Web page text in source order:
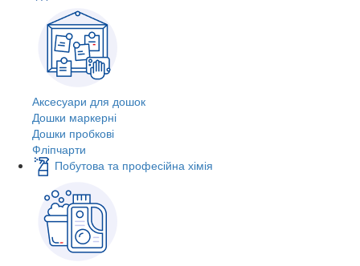
Аксесуари для дошок
Дошки маркерні
Дошки пробкові
Фліпчарти
Побутова та професійна хімія